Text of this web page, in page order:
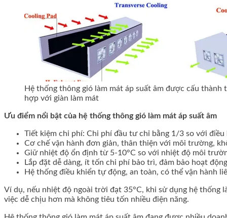
Hệ thống thông gió làm mát áp suất âm được cấu
hợp với giàn làm mát
Ưu điểm nổi bật của hệ thống thông gió làm mát áp suất âm
Tiết kiệm chi phí: Chi phí đầu tư chỉ bằng 1/3 so với
Cơ chế vận hành đơn giản, thân thiện với môi trường,
Giữ nhiệt độ ổn định từ 5-10°C so với nhiệt độ môi
Lắp đặt dễ dàng, ít tốn chi phí bảo trì, đảm bảo hoạt
Hệ thống điều khiển tự động, an toàn, có thể vận hành
Ví dụ, nếu nhiệt độ ngoài trời đạt 35°C, khi sử dụng hệ thống
việc dễ chịu hơn mà không tiêu tốn nhiều điện năng.